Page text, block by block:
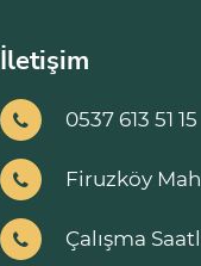
İletişim
0537 613 51 15
Firuzköy
Çalışma